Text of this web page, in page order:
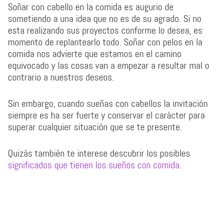
Soñar con cabello en la comida es augurio de
sometiendo a una idea que no es de su agrado. Si no
esta realizando sus proyectos conforme lo desea, es
momento de replantearlo todo. Soñar con pelos en la
comida nos advierte que estamos en el camino
equivocado y las cosas van a empezar a resultar mal o
contrario a nuestros deseos.
Sin embargo, cuando sueñas con cabellos la invitación
siempre es ha ser fuerte y conservar el carácter para
superar cualquier situación que se te presente.
Quizás también te interese descubrir los posibles
significados que tienen los sueños con comida.